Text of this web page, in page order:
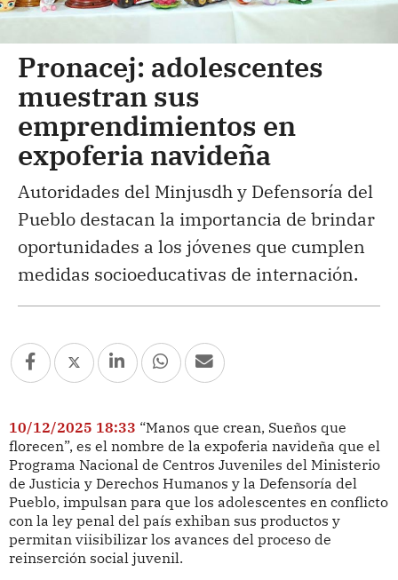
Pronacej: adolescentes
muestran sus
emprendimientos en
expoferia navideña
Autoridades del Minjusdh y Defensoría del
Pueblo destacan la importancia de brindar
oportunidades a los jóvenes que cumplen
medidas socioeducativas de internación.
10/12/2025 18:33 “Manos que crean, Sueños que
florecen”, es el nombre de la expoferia navideña que el
Programa Nacional de Centros Juveniles del Ministerio
de Justicia y Derechos Humanos y la Defensoría del
Pueblo, impulsan para que los adolescentes en conflicto
con la ley penal del país exhiban sus productos y
permitan viisibilizar los avances del proceso de
reinserción social juvenil.